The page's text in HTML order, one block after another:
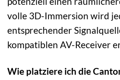
volle 3D-Immersion wird
entsprechender
kompatiblen AV-Receiver
Wie platziere ich die